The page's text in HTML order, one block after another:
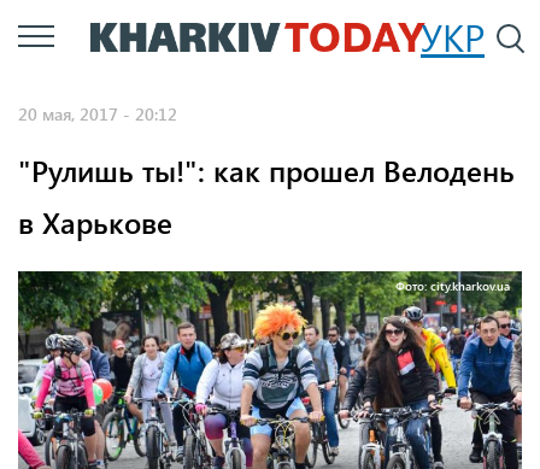
Перейти
к
УКР
20 мая, 2017 - 20:12
"Рулишь ты!": как прошел Велодень
в Харькове
Фото: city.kharkov.ua